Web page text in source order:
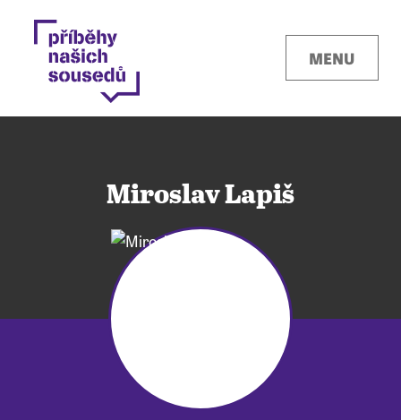
MENU
Miroslav Lapiš